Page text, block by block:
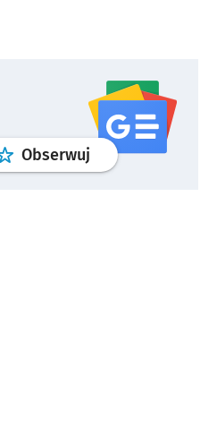
Obserwuj profilgoogle news